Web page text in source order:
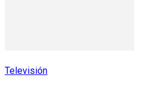
Televisión